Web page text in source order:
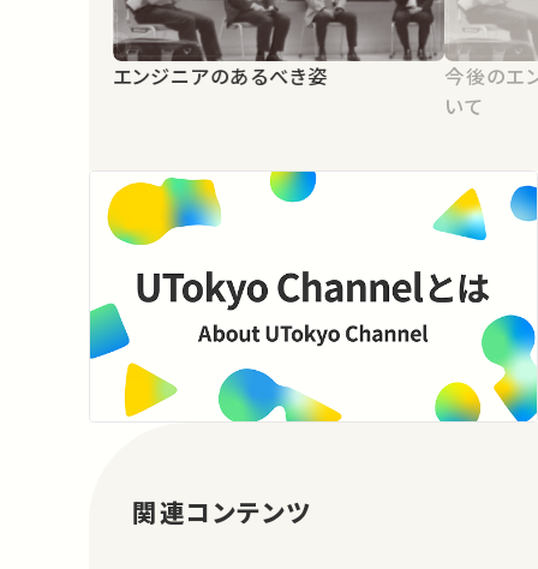
エンジニアのあるべき姿
今後のエ
いて
関連コンテンツ